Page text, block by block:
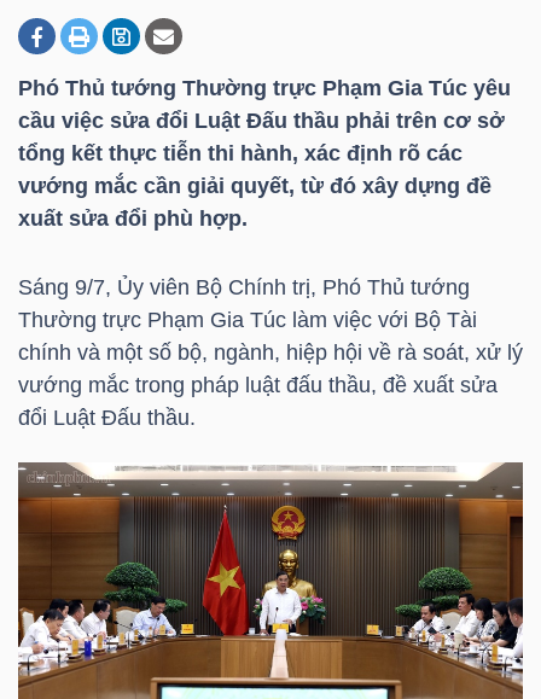
Phó Thủ tướng Thường trực Phạm Gia Túc yêu
cầu việc sửa đổi Luật Đấu thầu phải trên cơ sở
tổng kết thực tiễn thi hành, xác định rõ các
vướng mắc cần giải quyết, từ đó xây dựng đề
xuất sửa đổi phù hợp.
Sáng 9/7, Ủy viên Bộ Chính trị, Phó Thủ tướng
Thường trực Phạm Gia Túc làm việc với Bộ Tài
chính và một số bộ, ngành, hiệp hội về rà soát, xử lý
vướng mắc trong pháp luật đấu thầu, đề xuất sửa
đổi Luật Đấu thầu.
NGHIỆP
BẤT
ĐỘNG
SẢN
HÀNG
HÓA
KINH
TẾ